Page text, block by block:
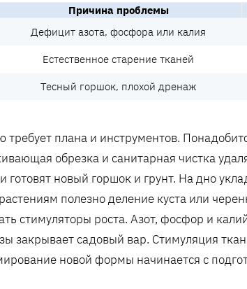
Причина проблемы
Дефицит азота‚ фосфора или калия
Естественное старение тканей
Тесный горшок‚ плохой дренаж
требует плана и инструментов.
обрезка и санитарная чистка
готовят новый горшок и грунт. На дно
полезно деление куста или
стимуляторы роста. Азот‚ фосфор и
закрывает садовый вар. Стимуляция
новой формы начинается с